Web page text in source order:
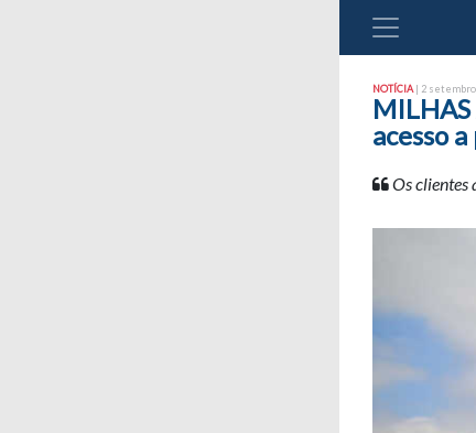
NOTÍCIA | 2
acesso
Os clientes